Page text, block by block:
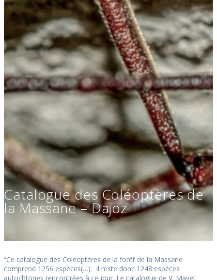
Catalogue des Coléoptères de
la Massane – Dajoz
“Ce catalogue des Coléoptères de la forêt de la Massane
comprend 1256 espèces(…). Il reste donc 1248 espèces
autochtones rencontrées à ce jour. Le catalogue de V. Mayet